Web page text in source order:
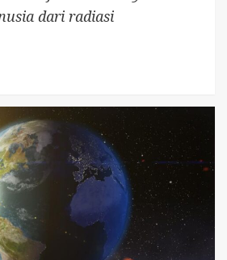
dari radiasi